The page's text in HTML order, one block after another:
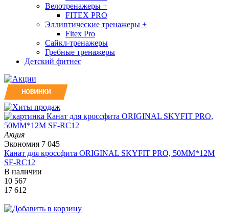
Велотренажеры +
FITEX PRO
Эллиптические тренажеры +
Fitex Pro
Сайкл-тренажеры
Гребные тренажеры
Детский фитнес
Акция
Экономия 7 045
Канат для кроссфита ORIGINAL SKYFIT PRO, 50MM*12M
SF-RС12
В наличии
10 567
17 612